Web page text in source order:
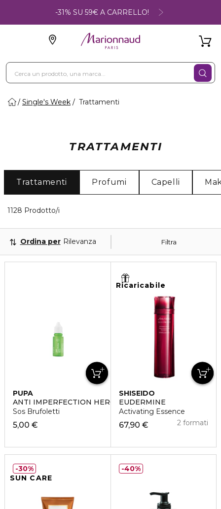
-31% SU 59€ A CARRELLO!
Single's Week Trattamenti
TRATTAMENTI
Trattamenti Profumi Capelli
1128 Prodotto/i
Filtra
Ordina per Rilevanza
PUPA
ANTI IMPERFECTION HERO
Sos Brufoletti
5,00 €
Ricaricabile
SHISEIDO
EUDERMINE
Activating Essence
67,90 € 2 formati
SUN CARE
30% 40%